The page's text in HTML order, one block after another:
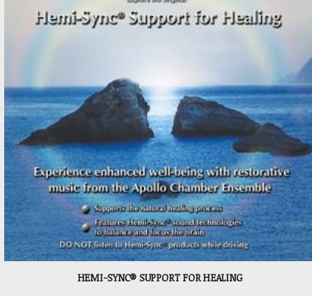
HEMI-SYNC® SUPPORT FOR HEALING